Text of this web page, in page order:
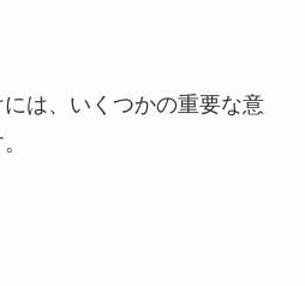
は、いくつかの重要な意